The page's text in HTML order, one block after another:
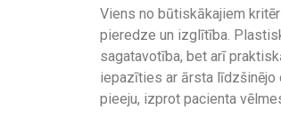
Viens no būtiskākajiem
pieredze un izglītība.
sagatavotība, bet arī
iepazīties ar ārsta līdzšinējo
pieeju, izprot pacienta